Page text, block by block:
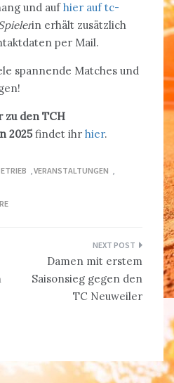
und aufhier auf tc-
in erhält zusätzlich
per Mail.
spannende Matches und
zu den TCH
2025 findet ihr hier.
,VERANSTALTUNGEN ,
Damen mit erstem
Saisonsieg gegen den
TC Neuweiler